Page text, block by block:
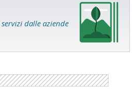
dalle aziende